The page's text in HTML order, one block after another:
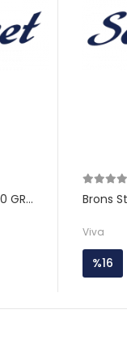
GR
Brons
Viva
%16